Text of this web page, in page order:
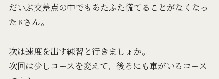
だいぶ交差点の中でもあたふた慌てることがなくなっ
たKさん。
次は速度を出す練習と行きましょか。
次回は少しコースを変えて、後ろにも車がいるコース